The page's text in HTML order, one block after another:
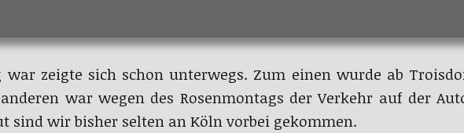
war zeigte sich schon unterwegs. Zum einen wurde ab
war wegen des Rosenmontags der Verkehr auf der
sind wir bisher selten an Köln vorbei gekommen.